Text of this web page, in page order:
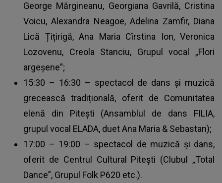
George Mărgineanu, Georgiana Gavrilă, Cristina
Voicu, Alexandra Neagoe, Adelina Zamfir, Diana
Lică Țițirigă, Ana Maria Cîrstina Ion, Veronica
Lozovenu, Creola Stanciu, Grupul vocal „Flori
argeșene”;
15:30 – 16:30 – spectacol de dans și muzică
grecească tradițională, oferit de Comunitatea
elenă din Pitești (Ansamblul de dans FILIA,
grupul vocal ELADA, duet Ana Maria & Sebastan);
17:00 – 19:00 – spectacol de muzică și dans,
oferit de Centrul Cultural Pitești (Clubul „Total
Dance”, Grupul Folk P620 etc.).